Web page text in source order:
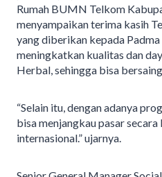
Rumah BUMN Telkom
menyampaikan terima kasih
yang diberikan kepada
meningkatkan kualitas dan
Herbal, sehingga bisa
“Selain itu, dengan adanya
bisa menjangkau pasar
internasional.” ujarnya.